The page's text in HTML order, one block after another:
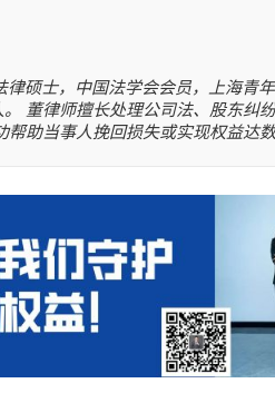
律硕士，中国法学会会员，上海
董律师擅长处理公司法、股东纠
助当事人挽回损失或实现权益达